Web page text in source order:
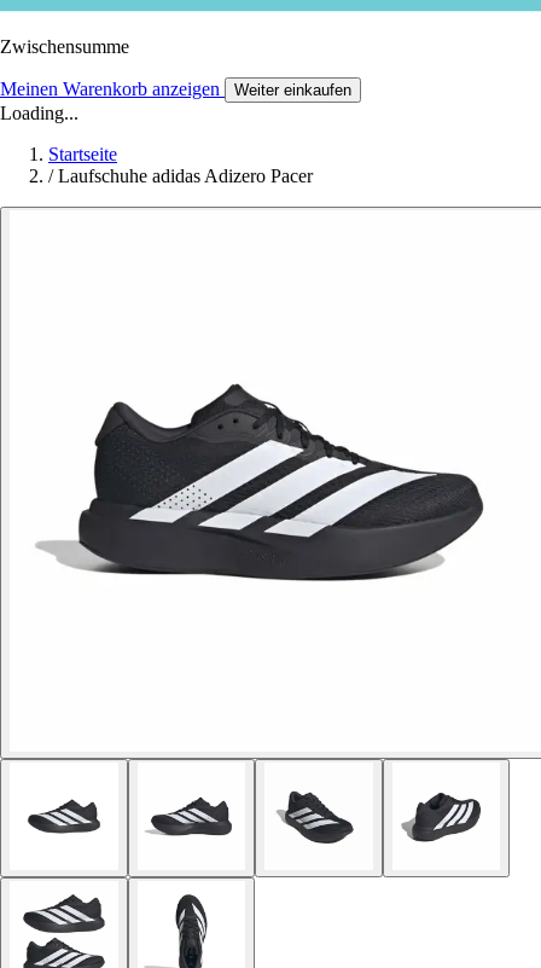
Zwischensumme
Meinen Warenkorb anzeigen Weiter einkaufen
Loading...
Startseite
/ Laufschuhe adidas Adizero Pacer